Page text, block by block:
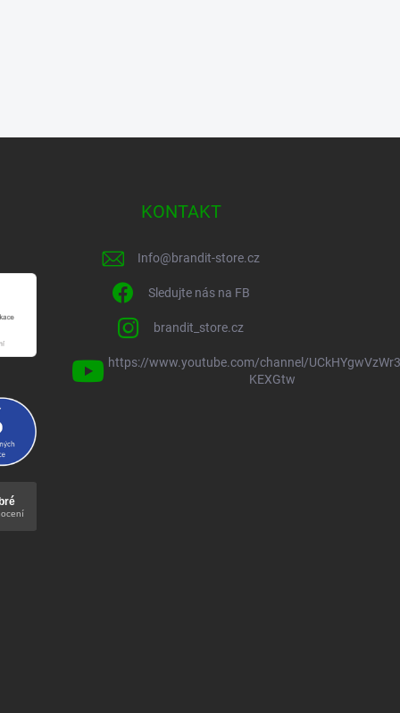
KONTAKT
Info@brandit-store.cz
Sledujte nás na FB
brandit_store.cz
https://www.youtube.com/channel/
KEXGtw